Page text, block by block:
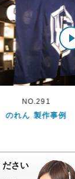
NO.56
のれん 製作事例
ださい